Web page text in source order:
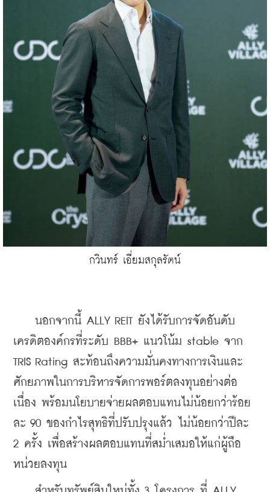
กวินทร์ เอี่ยมสกุลรัตน์
นอกจากนี้ ALLY REIT ยังได้รับการจัดอันดับ
เครดิตองค์กรที่ระดับ BBB+ แนวโน้ม stable จาก
TRIS Rating สะท้อนถึงความมั่นคงทางการเงินและ
ศักยภาพในการบริหารจัดการพอร์ตลงทุนอย่างต่อ
เนื่อง พร้อมนโยบายจ่ายผลตอบแทนไม่น้อยกว่าร้อย
ละ 90 ของกำไรสุทธิที่ปรับปรุงแล้ว ไม่น้อยกว่าปีละ
2 ครั้ง เพื่อสร้างผลตอบแทนที่สม่ำเสมอให้แก่ผู้ถือ
หน่วยลงทุน